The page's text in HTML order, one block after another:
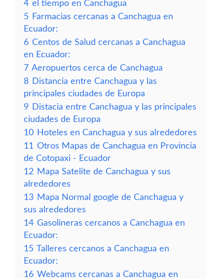
4 el tiempo en Canchagua
5 Farmacias cercanas a Canchagua en
Ecuador:
6 Centos de Salud cercanas a Canchagua
en Ecuador:
7 Aeropuertos cerca de Canchagua
8 Distancia entre Canchagua y las
principales ciudades de Europa
9 Distacia entre Canchagua y las principales
ciudades de Europa
10 Hoteles en Canchagua y sus alrededores
11 Otros Mapas de Canchagua en Provincia
de Cotopaxi - Ecuador
12 Mapa Satelite de Canchagua y sus
alrededores
13 Mapa Normal google de Canchagua y
sus alrededores
14 Gasolineras cercanos a Canchagua en
Ecuador:
15 Talleres cercanos a Canchagua en
Ecuador:
16 Webcams cercanas a Canchagua en